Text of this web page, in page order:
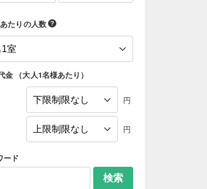
たりの人数
金 （大人1名様あたり ）
円
円
ード
検索